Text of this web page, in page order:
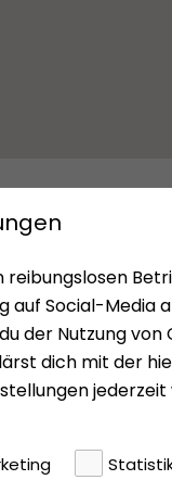
Impressum
Datenschutz